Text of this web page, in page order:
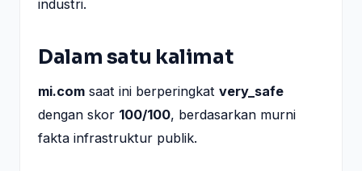
industri.
Dalam satu kalimat
mi.com saat ini berperingkat very_safe
dengan skor 100/100, berdasarkan murni
fakta infrastruktur publik.